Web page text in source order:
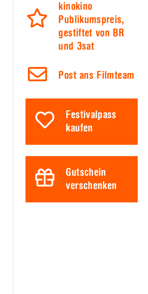
kinokino
Publikumspreis,
gestiftet von BR
und 3sat
Post ans Filmteam
Festivalpass
kaufen
Gutschein
verschenken